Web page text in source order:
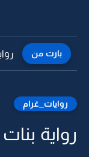
بارت من
روايات_غرام
رواية بنات